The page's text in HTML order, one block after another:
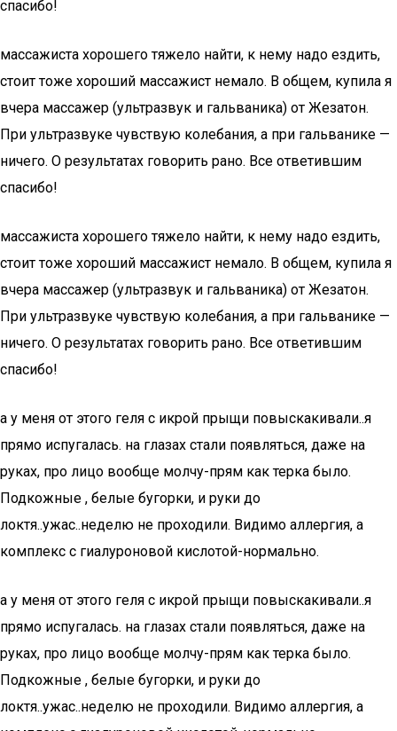
спасибо!
массажиста хорошего тяжело найти, к нему надо ездить,
стоит тоже хороший массажист немало. В общем, купила я
вчера массажер (ультразвук и гальваника) от Жезатон.
При ультразвуке чувствую колебания, а при гальванике —
ничего. О результатах говорить рано. Все ответившим
спасибо!
массажиста хорошего тяжело найти, к нему надо ездить,
стоит тоже хороший массажист немало. В общем, купила я
вчера массажер (ультразвук и гальваника) от Жезатон.
При ультразвуке чувствую колебания, а при гальванике —
ничего. О результатах говорить рано. Все ответившим
спасибо!
а у меня от этого геля с икрой прыщи повыскакивали..я
прямо испугалась. на глазах стали появляться, даже на
руках, про лицо вообще молчу-прям как терка было.
Подкожные , белые бугорки, и руки до
локтя..ужас..неделю не проходили. Видимо аллергия, а
комплекс с гиалуроновой кислотой-нормально.
а у меня от этого геля с икрой прыщи повыскакивали..я
прямо испугалась. на глазах стали появляться, даже на
руках, про лицо вообще молчу-прям как терка было.
Подкожные , белые бугорки, и руки до
локтя..ужас..неделю не проходили. Видимо аллергия, а